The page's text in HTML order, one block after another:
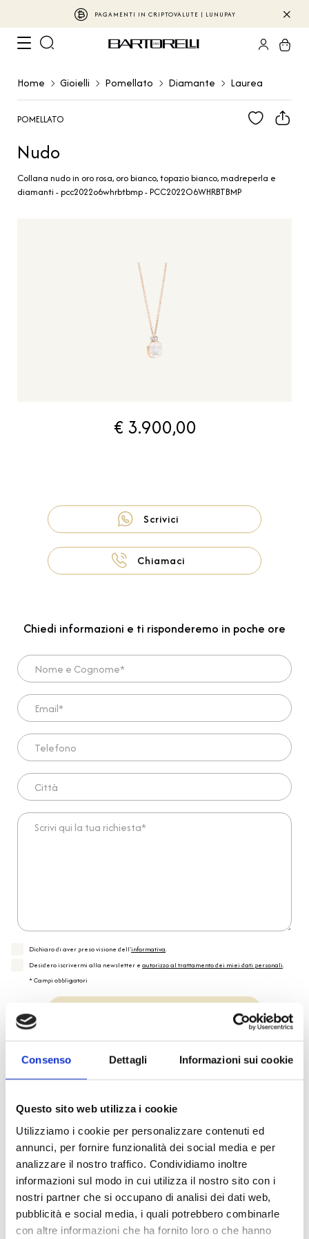
Consenso Dettagli Informazioni sui cookie
Questo sito web utilizza i cookie
Utilizziamo i cookie per personalizzare contenuti ed
annunci, per fornire funzionalità dei social media e per
analizzare il nostro traffico. Condividiamo inoltre
informazioni sul modo in cui utilizza il nostro sito con i
nostri partner che si occupano di analisi dei dati web,
pubblicità e social media, i quali potrebbero combinarle
con altre informazioni che ha fornito loro o che hanno
PAGAMENTI IN CRIPTOVALUTE | LUNUPAY
Home Gioielli Pomellato Diamante Laurea
POMELLATO
Nudo
Collana nudo in oro rosa, oro bianco, topazio bianco, madreperla e
diamanti - pcc2022o6whrbtbmp - PCC2022O6WHRBTBMP
€ 3.900,00
Scrivici
Chiamaci
Chiedi informazioni e ti risponderemo in poche ore
Nome e Cognome*
Email*
Telefono
Città
Scrivi qui la tua richiesta*
Dichiaro di aver preso visione dell'informativa.
Desidero iscrivermi alla newsletter e autorizzo al trattamento dei miei dati personali.
* Campi obbligatori
Spedizione Gratuita
Specifiche Tecniche